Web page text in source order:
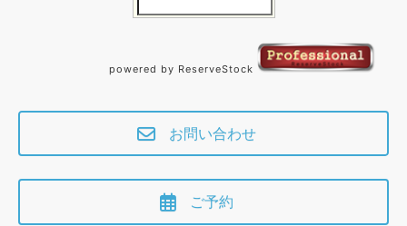
powered by ReserveStock
お問い合わせ
ご予約